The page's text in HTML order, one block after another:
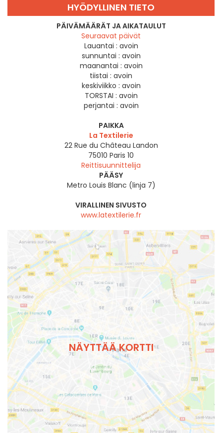
HYÖDYLLINEN TIETO
PÄIVÄMÄÄRÄT JA AIKATAULUT
Seuraavat päivät
Lauantai : avoin
sunnuntai : avoin
maanantai : avoin
tiistai : avoin
keskiviikko : avoin
TORSTAI : avoin
perjantai : avoin
PAIKKA
La Textilerie
22 Rue du Château Landon
75010 Paris 10
Reittisuunnittelija
PÄÄSY
Metro Louis Blanc (linja 7)
VIRALLINEN SIVUSTO
www.latextilerie.fr
NÄYTTÄÄ KORTTI